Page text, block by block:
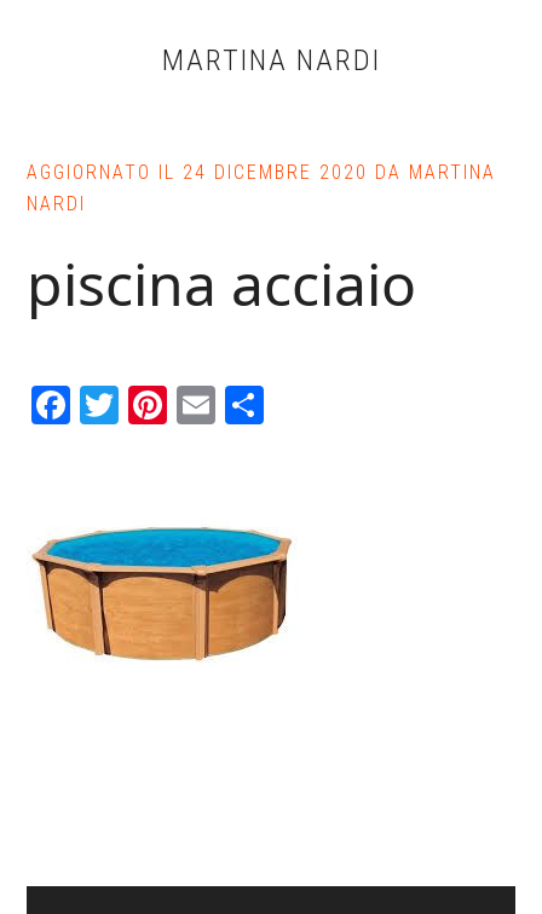
MARTINA NARDI
AGGIORNATO IL 24 DICEMBRE 2020 DA MARTINA
NARDI
piscina acciaio
Facebook
TwitterPinterest
Email